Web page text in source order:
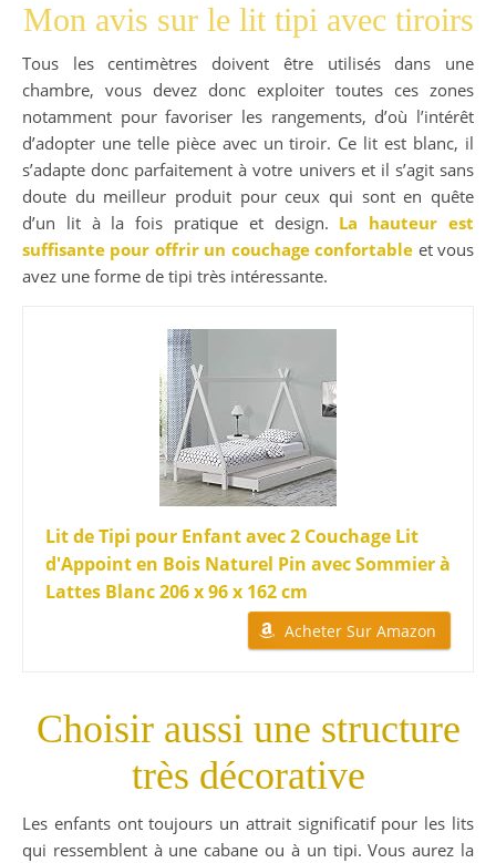
Mon avis sur le lit tipi avec tiroirs
Tous les centimètres doivent être utilisés dans une
chambre, vous devez donc exploiter toutes ces zones
notamment pour favoriser les rangements, d’où l’intérêt
d’adopter une telle pièce avec un tiroir. Ce lit est blanc, il
s’adapte donc parfaitement à votre univers et il s’agit sans
doute du meilleur produit pour ceux qui sont en quête
d’un lit à la fois pratique et design. La hauteur est
suffisante pour offrir un couchage confortable et vous
avez une forme de tipi très intéressante.
Lit de Tipi pour Enfant avec 2 Couchage Lit
d'Appoint en Bois Naturel Pin avec Sommier à
Lattes Blanc 206 x 96 x 162 cm
Acheter Sur Amazon
Choisir aussi une structure
très décorative
Les enfants ont toujours un attrait significatif pour les lits
qui ressemblent à une cabane ou à un tipi. Vous aurez la